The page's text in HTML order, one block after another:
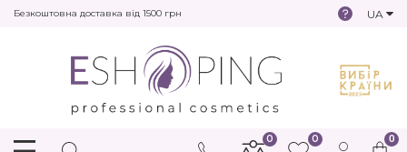
Безкоштовна доставка від 1500 грн UA
0
0 0